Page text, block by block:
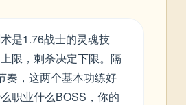
是1.76战士的灵魂技
限，刺杀决定下限。隔
奏，这两个基本功练好
职业什么BOSS，你的